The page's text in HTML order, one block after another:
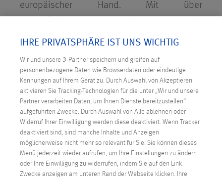
europäischer Hand. Mit über
helfen wir Ihnen da vor Ort zu sein, wo Ihre
eine Rechnung.
Beziehen Sie Hosting Services wie virtuelle
Server, gemanagte Cluster-Lösungen,
klassische Colocation sowie IP Transit auf
der ganzen Welt. Damit Latenz und
ausfallsicherer Datenverkehr kein Problem
mehr sind, bieten wir Ihnen mit dem Anexia
Backbone ein imposantes Netzwerk, das mit
IHRE PRIVATSPHÄRE IST UNS WICHTIG
Wir und unsere 3-Partner speichern und greifen auf
personenbezogene Daten wie Browserdaten oder eindeutige
Kennungen auf Ihrem Gerät zu. Durch Auswahl von Akzeptieren
aktivieren Sie Tracking-Technologien für die unter „Wir und unsere
Partner verarbeiten Daten, um Ihnen Dienste bereitzustellen“
aufgeführten Zwecke. Durch Auswahl von Alle ablehnen oder
Widerruf Ihrer Einwilligung werden diese deaktiviert. Wenn Tracker
deaktiviert sind, sind manche Inhalte und Anzeigen
möglicherweise nicht mehr so relevant für Sie. Sie können dieses
Menü jederzeit wieder aufrufen, um Ihre Einstellungen zu ändern
oder Ihre Einwilligung zu widerrufen, indem Sie auf den Link
Zwecke anzeigen am unteren Rand der Webseite klicken. Ihre